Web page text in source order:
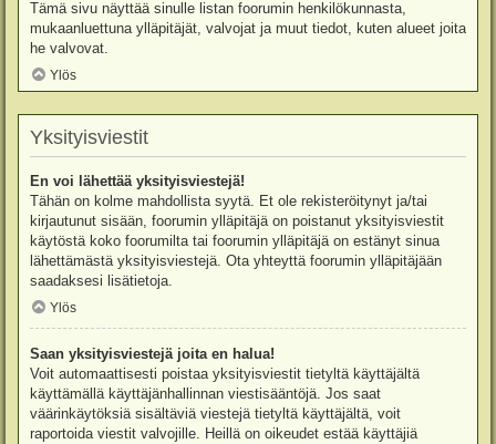
Tämä sivu näyttää sinulle listan foorumin henkilökunnasta,
mukaanluettuna ylläpitäjät, valvojat ja muut tiedot, kuten alueet joita
he valvovat.
Ylös
Yksityisviestit
En voi lähettää yksityisviestejä!
Tähän on kolme mahdollista syytä. Et ole rekisteröitynyt ja/tai
kirjautunut sisään, foorumin ylläpitäjä on poistanut yksityisviestit
käytöstä koko foorumilta tai foorumin ylläpitäjä on estänyt sinua
lähettämästä yksityisviestejä. Ota yhteyttä foorumin ylläpitäjään
saadaksesi lisätietoja.
Ylös
Saan yksityisviestejä joita en halua!
Voit automaattisesti poistaa yksityisviestit tietyltä käyttäjältä
käyttämällä käyttäjänhallinnan viestisääntöjä. Jos saat
väärinkäytöksiä sisältäviä viestejä tietyltä käyttäjältä, voit
raportoida viestit valvojille. Heillä on oikeudet estää käyttäjiä